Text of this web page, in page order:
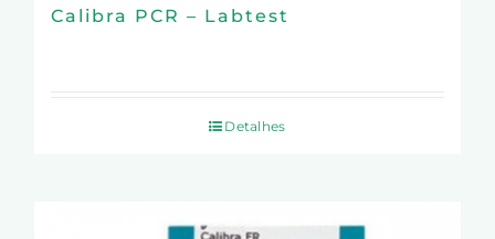
Calibra PCR – Labtest
Detalhes